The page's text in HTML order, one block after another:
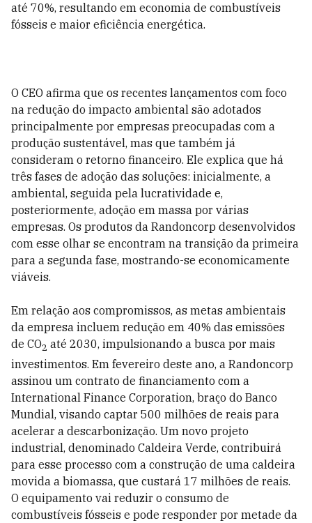
até 70%, resultando em economia de combustíveis
fósseis e maior eficiência energética.
O CEO afirma que os recentes lançamentos com foco
na redução do impacto ambiental são adotados
principalmente por empresas preocupadas com a
produção sustentável, mas que também já
consideram o retorno financeiro. Ele explica que há
três fases de adoção das soluções: inicialmente, a
ambiental, seguida pela lucratividade e,
posteriormente, adoção em massa por várias
empresas. Os produtos da Randoncorp desenvolvidos
com esse olhar se encontram na transição da primeira
para a segunda fase, mostrando-se economicamente
viáveis.
Em relação aos compromissos, as metas ambientais
da empresa incluem redução em 40% das emissões
de CO2 até 2030, impulsionando a busca por mais
investimentos. Em fevereiro deste ano, a Randoncorp
assinou um contrato de financiamento com a
International Finance Corporation, braço do Banco
Mundial, visando captar 500 milhões de reais para
acelerar a descarbonização. Um novo projeto
industrial, denominado Caldeira Verde, contribuirá
para esse processo com a construção de uma caldeira
movida a biomassa, que custará 17 milhões de reais.
O equipamento vai reduzir o consumo de
combustíveis fósseis e pode responder por metade da